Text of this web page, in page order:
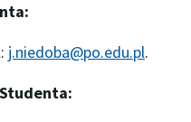
j.niedoba@po.edu.pl.